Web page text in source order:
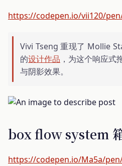
https://codepen.io/vii120/pen/
Vivi Tseng 重现了 Mollie
的设计作品 ，为这个响应式
与阴影效果。
box flow system
https://codepen.io/Ma5a/